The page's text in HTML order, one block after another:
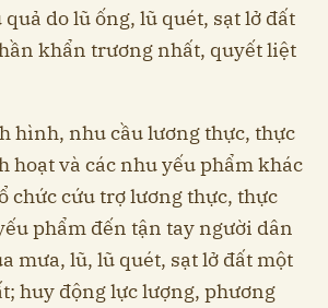
do lũ ống, lũ quét, sạt lở đất
khẩn trương nhất, quyết liệt
hình, nhu cầu lương thực, thực
hoạt và các nhu yếu phẩm khác
chức cứu trợ lương thực, thực
phẩm đến tận tay người dân
mưa, lũ, lũ quét, sạt lở đất một
huy động lực lượng, phương